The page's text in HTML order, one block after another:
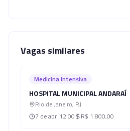
Vagas similares
Medicina Intensiva
HOSPITAL MUNICIPAL ANDARAÍ
Rio de Janeiro, RJ
7 de abr. 12:00 R$ 1.800,00